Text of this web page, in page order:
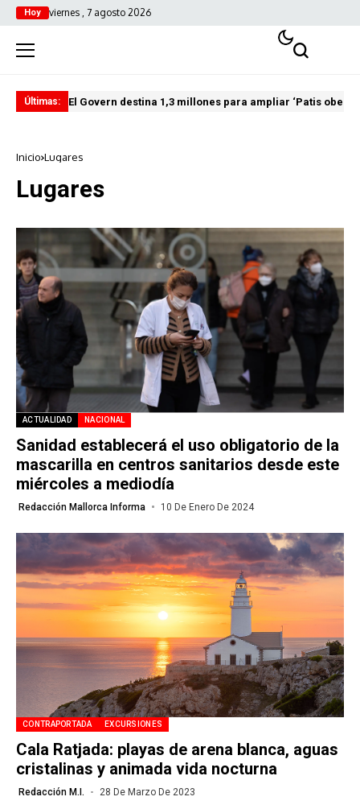
Hoy viernes , 7 agosto 2026
Últimas: El Govern destina 1,3 millones para ampliar ‘Patis
Inicio Lugares
Lugares
ACTUALIDAD NACIONAL
Sanidad establecerá el uso obligatorio de la
mascarilla en centros sanitarios desde este
miércoles a mediodía
Redacción Mallorca Informa 10 De Enero De 2024
CONTRAPORTADA EXCURSIONES
Cala Ratjada: playas de arena blanca, aguas
cristalinas y animada vida nocturna
Redacción M.I. 28 De Marzo De 2023